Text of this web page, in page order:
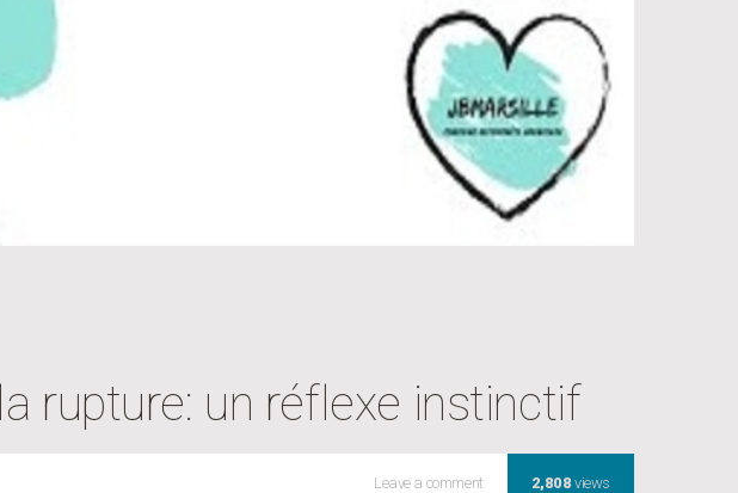
rupture: un réflexe instinctif
2,808 views
Leave a commentRechercher